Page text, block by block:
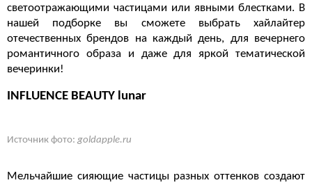
светоотражающими частицами или явными блестками. В
нашей подборке вы сможете выбрать хайлайтер
отечественных брендов на каждый день, для вечернего
романтичного образа и даже для яркой тематической
вечеринки!
INFLUENCE BEAUTY lunar
Источник фото: goldapple.ru
Мельчайшие сияющие частицы разных оттенков создают